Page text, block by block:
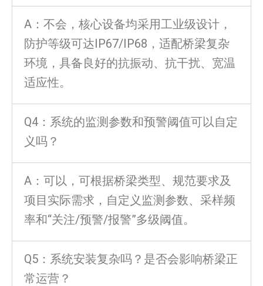
A：不会，核心设备均采用工业级设计，
防护等级可达IP67/IP68，适配桥梁复杂
环境，具备良好的抗振动、抗干扰、宽温
适应性。
Q4：系统的监测参数和预警阈值可以自定
义吗？
A：可以，可根据桥梁类型、规范要求及
项目实际需求，自定义监测参数、采样频
率和“关注/预警/报警”多级阈值。
Q5：系统安装复杂吗？是否会影响桥梁正
常运营？